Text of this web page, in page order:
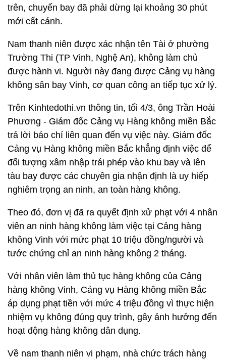
trên, chuyến bay đã phải dừng lại khoảng 30 phút
mới cất cánh.
Nam thanh niên được xác nhận tên Tài ở phường
Trường Thi (TP Vinh, Nghệ An), không làm chủ
được hành vi. Người này đang được Cảng vụ hàng
không sân bay Vinh, cơ quan công an tiếp tục xử lý.
Trên Kinhtedothi.vn thông tin, tối 4/3, ông Trần Hoài
Phương - Giám đốc Cảng vụ Hàng không miền Bắc
trả lời báo chí liên quan đến vụ việc này. Giám đốc
Cảng vụ Hàng không miền Bắc khẳng định việc để
đối tượng xâm nhập trái phép vào khu bay và lên
tàu bay được các chuyên gia nhận định là uy hiếp
nghiêm trọng an ninh, an toàn hàng không.
Theo đó, đơn vị đã ra quyết định xử phạt với 4 nhân
viên an ninh hàng không làm việc tại Cảng hàng
không Vinh với mức phạt 10 triệu đồng/người và
tước chứng chỉ an ninh hàng không 2 tháng.
Với nhân viên làm thủ tục hàng không của Cảng
hàng không Vinh, Cảng vụ Hàng không miền Bắc
áp dụng phạt tiền với mức 4 triệu đồng vì thực hiện
nhiệm vụ không đúng quy trình, gây ảnh hưởng đến
hoạt động hàng không dân dụng.
Về nam thanh niên vi phạm, nhà chức trách hàng